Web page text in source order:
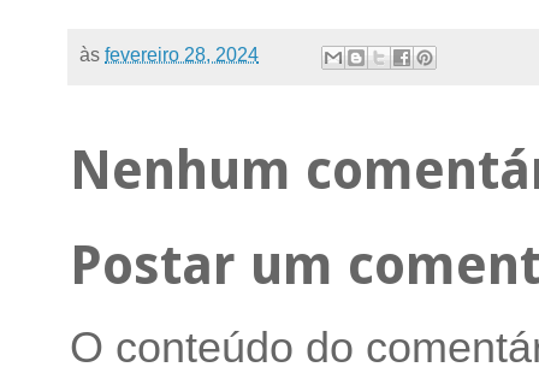
às fevereiro 28, 2024
Nenhum
Postar um
O conteúdo do